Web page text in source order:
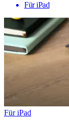
Für iPad
Für iPad